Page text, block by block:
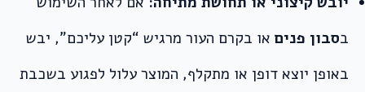
בסבון פנים או בקרם העור מרגיש “קטן עליכם”, יבש
באופן יוצא דופן או מתקלף, המוצר עלול לפגוע בשכבת